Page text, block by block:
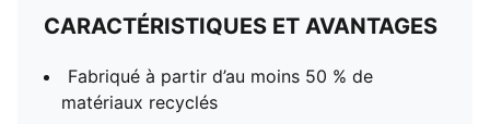
CARACTÉRISTIQUES ET AVANTAGES
Fabriqué à partir d’au moins 50 % de
matériaux recyclés